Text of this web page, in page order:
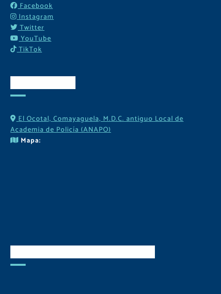
Facebook
Instagram
Twitter
YouTube
TikTok
El Ocotal, Comayaguela, M.D.C. antiguo Local de
Academia de Policía (ANAPO)
Mapa: